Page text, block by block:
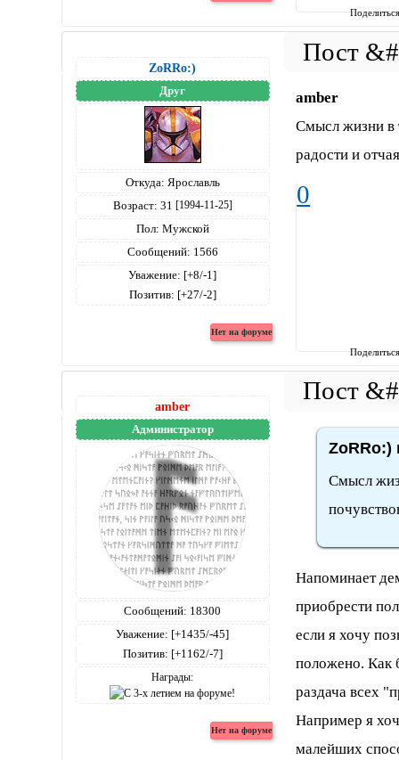
ZoRRo:)
Друг
Откуда: Ярославль
Возраст: 31 [1994-11-25]
Пол: Мужской
Сообщений: 1566
Уважение: [+8/-1]
Позитив: [+27/-2]
amber
Смысл жизни в
радости и
0
amber
Администратор
Сообщений: 18300
Уважение: [+1435/-45]
Позитив: [+1162/-7]
Награды:
ZoRRo:)
Смысл
Напоминает
приобрести
если я хочу
положено. Как
раздача всех
Например я
малейших